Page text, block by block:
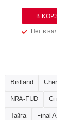
Нет в
В
Birdland
NRA-FUD
Тайга Final